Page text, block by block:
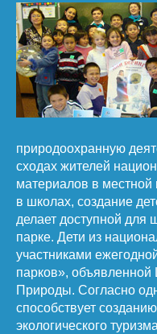
природоохранную
сходах жителей
материалов в местной
в школах, создание
делает доступной для
парке. Дети из
участниками
парков»,
Природы. Согласно
способствует
экологического